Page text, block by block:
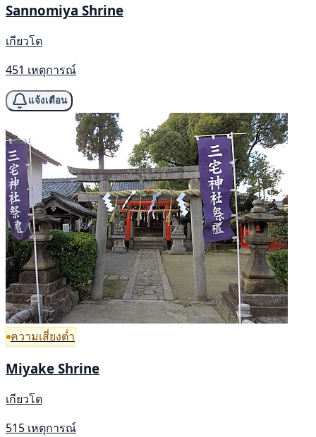
Sannomiya Shrine
เกียวโต
451 เหตุการณ์
แจ้งเตือน
ความเสี่ยงต่ำ
Miyake Shrine
เกียวโต
515 เหตุการณ์